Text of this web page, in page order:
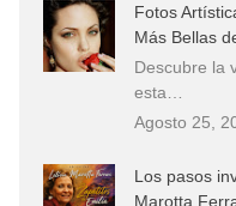
Fotos
Más Bellas
Descubre la
esta…
Agosto 25,
Los pasos
Marotta